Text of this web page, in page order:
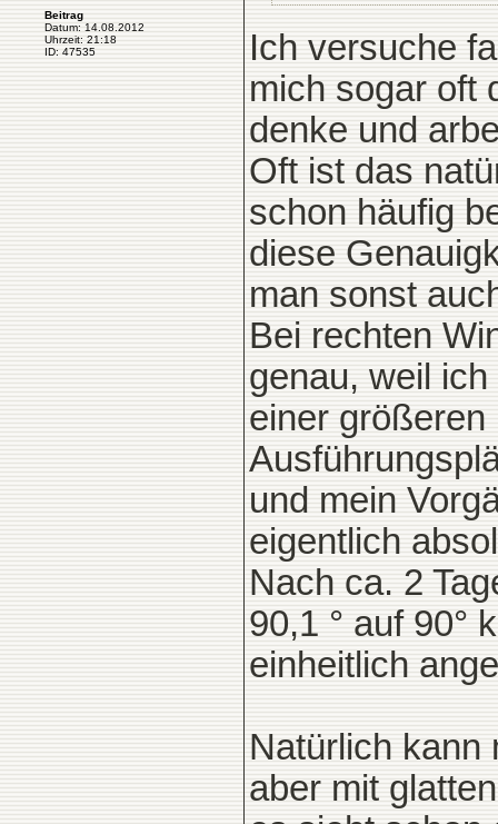
Beitrag
Datum: 14.08.2012
Uhrzeit: 21:18
ID: 47535
Ich versuche
mich sogar oft
denke und
Oft ist das
schon häufig
diese
man sonst
Bei rechten
genau, weil
einer
und mein
eigentlich
Nach ca. 2
90,1 ° auf 90°
einheitlich
Natürlich kann
aber mit